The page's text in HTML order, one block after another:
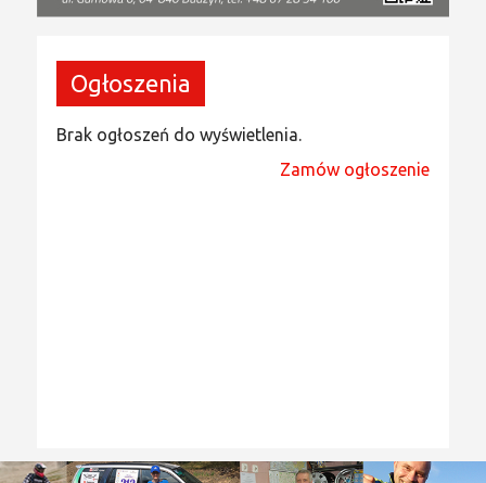
Ogłoszenia
Brak ogłoszeń do wyświetlenia.
Zamów ogłoszenie